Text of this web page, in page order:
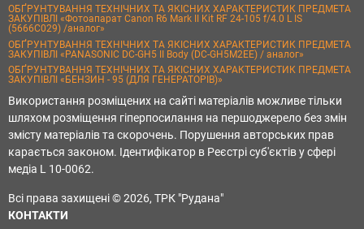
ОБҐРУНТУВАННЯ ТЕХНІЧНИХ ТА ЯКІСНИХ ХАРАКТЕРИСТИК ПРЕДМЕТА
ЗАКУПІВЛІ «Фотоапарат Canon R6 Mark II Kit RF 24-105 f/4.0 L IS
(5666C029) /аналог»
ОБҐРУНТУВАННЯ ТЕХНІЧНИХ ТА ЯКІСНИХ ХАРАКТЕРИСТИК ПРЕДМЕТА
ЗАКУПІВЛІ «PANASONIC DC-GH5 II Body (DC-GH5M2EE) / аналог»
ОБҐРУНТУВАННЯ ТЕХНІЧНИХ ТА ЯКІСНИХ ХАРАКТЕРИСТИК ПРЕДМЕТА
ЗАКУПІВЛІ «БЕНЗИН - 95 (ДЛЯ ГЕНЕРАТОРІВ)»
Використання розміщених на сайті матеріалів можливе тільки
шляхом розміщення гіперпосилання на першоджерело без змін
змісту матеріалів та скорочень. Порушення авторських прав
карається законом. Ідентифікатор в Реєстрі суб'єктів у сфері
медіа L 10-0062.
Всі права захищені © 2026, ТРК "Рудана"
КОНТАКТИ